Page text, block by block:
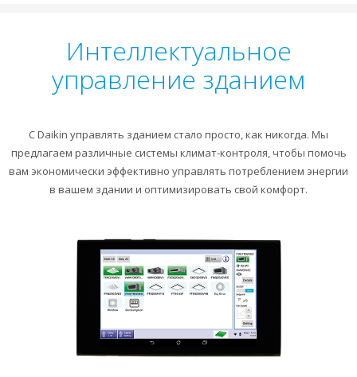
Интеллектуальное
управление зданием
С Daikin управлять зданием стало просто, как никогда. Мы
предлагаем различные системы климат-контроля, чтобы помочь
вам экономически эффективно управлять потреблением энергии
в вашем здании и оптимизировать свой комфорт.